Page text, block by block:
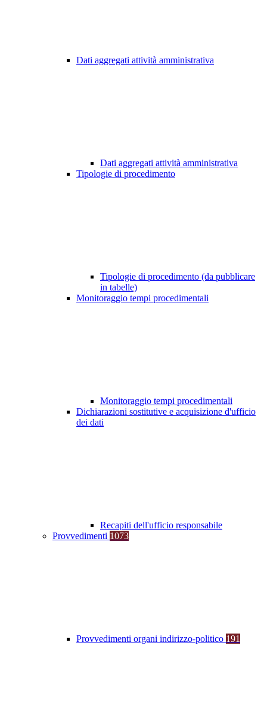
Dati aggregati attività amministrativa
Dati aggregati attività amministrativa
Tipologie di procedimento
Tipologie di procedimento (da pubblicare
in tabelle)
Monitoraggio tempi procedimentali
Monitoraggio tempi procedimentali
Dichiarazioni sostitutive e acquisizione d'ufficio
dei dati
Recapiti dell'ufficio responsabile
Provvedimenti 1073
Provvedimenti organi indirizzo-politico 191